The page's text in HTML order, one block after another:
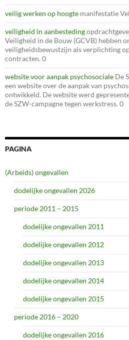
veilig werken op hoogte manifestatie
veiligheid in aanbesteding
Veiligheid in de Bouw (GCVB) hebben
veiligheidsbewustzijn als verplichting
contracten. 0
website voor aanpak psychosociale De
een website over de aanpak van
ontwikkeld. De website werd
de SZW-campagne tegen werkstress. 0
PAGINA
(Arbeids) ongevallen
dodelijke ongevallen 2026
periode 2011 – 2015
dodelijke ongevallen 2011
dodelijke ongevallen 2012
dodelijke ongevallen 2013
dodelijke ongevallen 2014
dodelijke ongevallen 2015
periode 2016 – 2020
dodelijke ongevallen 2016